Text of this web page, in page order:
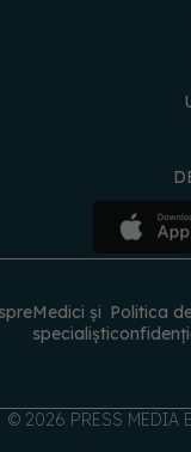
Medici și
specialiști
Politica
© 2026 PRESS MEDIA